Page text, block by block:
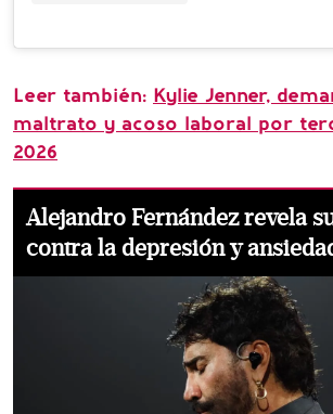
Leer también: Kylie Jenner,
maltrato y acoso laboral por
2026
Alejandro Fernández revela
contra la depresión y